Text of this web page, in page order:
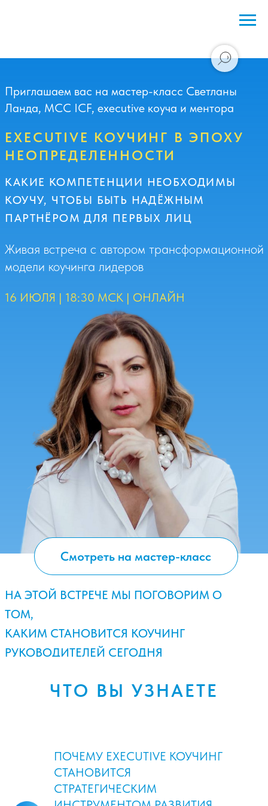
EXECUTIVE КОУЧИНГ В ЭПОХУ
НЕОПРЕДЕЛЕННОСТИ
КОУЧУ, ЧТОБЫ БЫТЬ НАДЁЖНЫМ
ПАРТНЁРОМ ДЛЯ ПЕРВЫХ ЛИЦ
Живая встреча с автором трансформационной
16 ИЮЛЯ | 18:30 МСК | ОНЛАЙН
НА ЭТОЙ ВСТРЕЧЕ МЫ ПОГОВОРИМ О
КАКИМ СТАНОВИТСЯ КОУЧИНГ
РУКОВОДИТЕЛЕЙ СЕГОДНЯ
Смотреть на мастер-класс
ЧТО ВЫ УЗНАЕТЕ
ПОЧЕМУ EXECUTIVE КОУЧИНГ
СТАНОВИТСЯ
СТРАТЕГИЧЕСКИМ